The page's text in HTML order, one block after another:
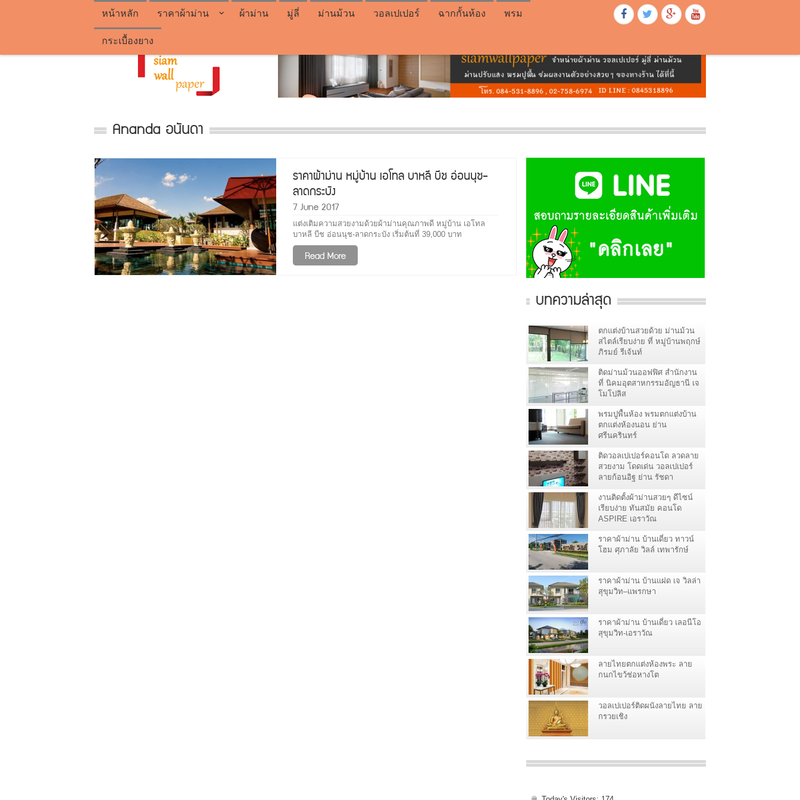
หน้าหลัก ราคาผ้าม่าน ผ้าม่าน มู่ลี่ ม่านม้วน วอลเปเปอร์ ฉากกั้นห้อง พรม
กระเบื้องยาง
Ananda อนันดา
ราคาผ้าม่าน หมู่บ้าน เอโทล บาหลี บีช อ่อนนุช-
ลาดกระบัง
7 June 2017
แต่งเติมความสวยงามด้วยผ้าม่านคุณภาพดี หมู่บ้าน เอโทล
บาหลี บีช อ่อนนุช-ลาดกระบัง เริ่มต้นที่ 39,000 บาท
Read More
บทความล่าสุด
ตกแต่งบ้านสวยด้วย ม่านม้วน
สไตล์เรียบง่าย ที่ หมู่บ้านพฤกษ์
ภิรมย์ รีเจ้นท์
ติดม่านม้วนออฟฟิศ สำนักงาน
ที่ นิคมอุตสาหกรรมอัญธานี เจ
โมโปลิส
พรมปูพื้นห้อง พรมตกแต่งบ้าน
ตกแต่งห้องนอน ย่าน
ศรีนครินทร์
ติดวอลเปเปอร์คอนโด ลวดลาย
สวยงาม โดดเด่น วอลเปเปอร์
ลายก้อนอิฐ ย่าน รัชดา
งานติดตั้งผ้าม่านสวยๆ ดีไซน์
เรียบง่าย ทันสมัย คอนโด
ASPIRE เอราวัณ
ราคาผ้าม่าน บ้านเดี่ยว ทาวน์
โฮม ศุภาลัย วิลล์ เทพารักษ์
ราคาผ้าม่าน บ้านแฝด เจ วิลล่า
สุขุมวิท–แพรกษา
ราคาผ้าม่าน บ้านเดี่ยว เลอนีโอ
สุขุมวิท-เอราวัณ
ลายไทยตกแต่งห้องพระ ลาย
กนกไขว้ช่อหางโต
วอลเปเปอร์ติดผนังลายไทย ลาย
กรวยเชิง